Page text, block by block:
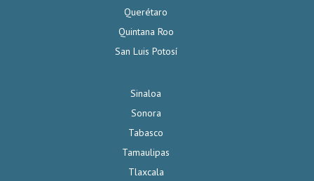
Querétaro
Quintana Roo
San Luis Potosí
Sinaloa
Sonora
Tabasco
Tamaulipas
Tlaxcala